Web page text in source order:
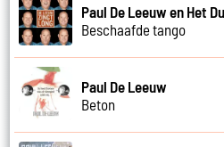
Paul De Leeuw en Het
Beschaafde tango
Paul De Leeuw
Beton